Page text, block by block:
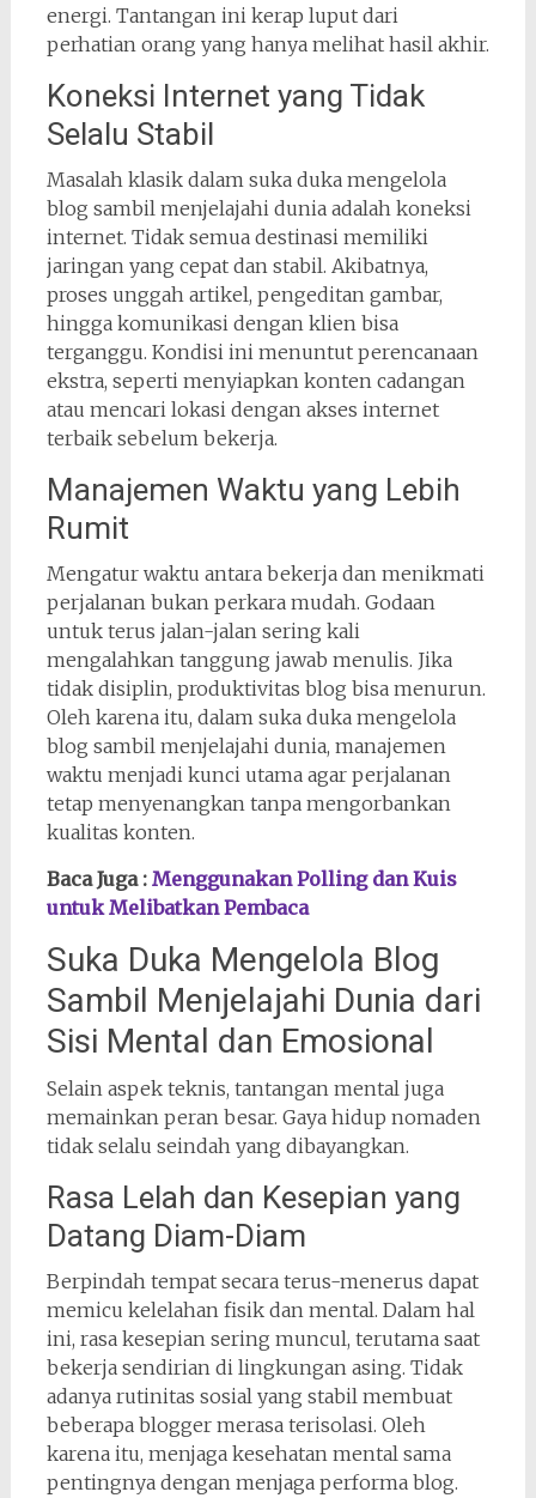
energi. Tantangan ini kerap luput dari
perhatian orang yang hanya melihat hasil akhir.
Koneksi Internet yang Tidak
Selalu Stabil
Masalah klasik dalam suka duka mengelola
blog sambil menjelajahi dunia adalah koneksi
internet. Tidak semua destinasi memiliki
jaringan yang cepat dan stabil. Akibatnya,
proses unggah artikel, pengeditan gambar,
hingga komunikasi dengan klien bisa
terganggu. Kondisi ini menuntut perencanaan
ekstra, seperti menyiapkan konten cadangan
atau mencari lokasi dengan akses internet
terbaik sebelum bekerja.
Manajemen Waktu yang Lebih
Rumit
Mengatur waktu antara bekerja dan menikmati
perjalanan bukan perkara mudah. Godaan
untuk terus jalan-jalan sering kali
mengalahkan tanggung jawab menulis. Jika
tidak disiplin, produktivitas blog bisa menurun.
Oleh karena itu, dalam suka duka mengelola
blog sambil menjelajahi dunia, manajemen
waktu menjadi kunci utama agar perjalanan
tetap menyenangkan tanpa mengorbankan
kualitas konten.
Baca Juga : Menggunakan Polling dan Kuis
untuk Melibatkan Pembaca
Suka Duka Mengelola Blog
Sambil Menjelajahi Dunia dari
Sisi Mental dan Emosional
Selain aspek teknis, tantangan mental juga
memainkan peran besar. Gaya hidup nomaden
tidak selalu seindah yang dibayangkan.
Rasa Lelah dan Kesepian yang
Datang Diam-Diam
Berpindah tempat secara terus-menerus dapat
memicu kelelahan fisik dan mental. Dalam hal
ini, rasa kesepian sering muncul, terutama saat
bekerja sendirian di lingkungan asing. Tidak
adanya rutinitas sosial yang stabil membuat
beberapa blogger merasa terisolasi. Oleh
karena itu, menjaga kesehatan mental sama
pentingnya dengan menjaga performa blog.